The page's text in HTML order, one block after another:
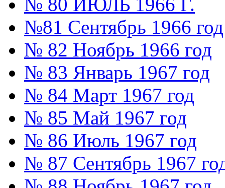
№81 Сентябрь 1966 год
№ 82 Ноябрь 1966 год
№ 83 Январь 1967 год
№ 84 Март 1967 год
№ 85 Май 1967 год
№ 86 Июль 1967 год
№ 87 Сентябрь 1967